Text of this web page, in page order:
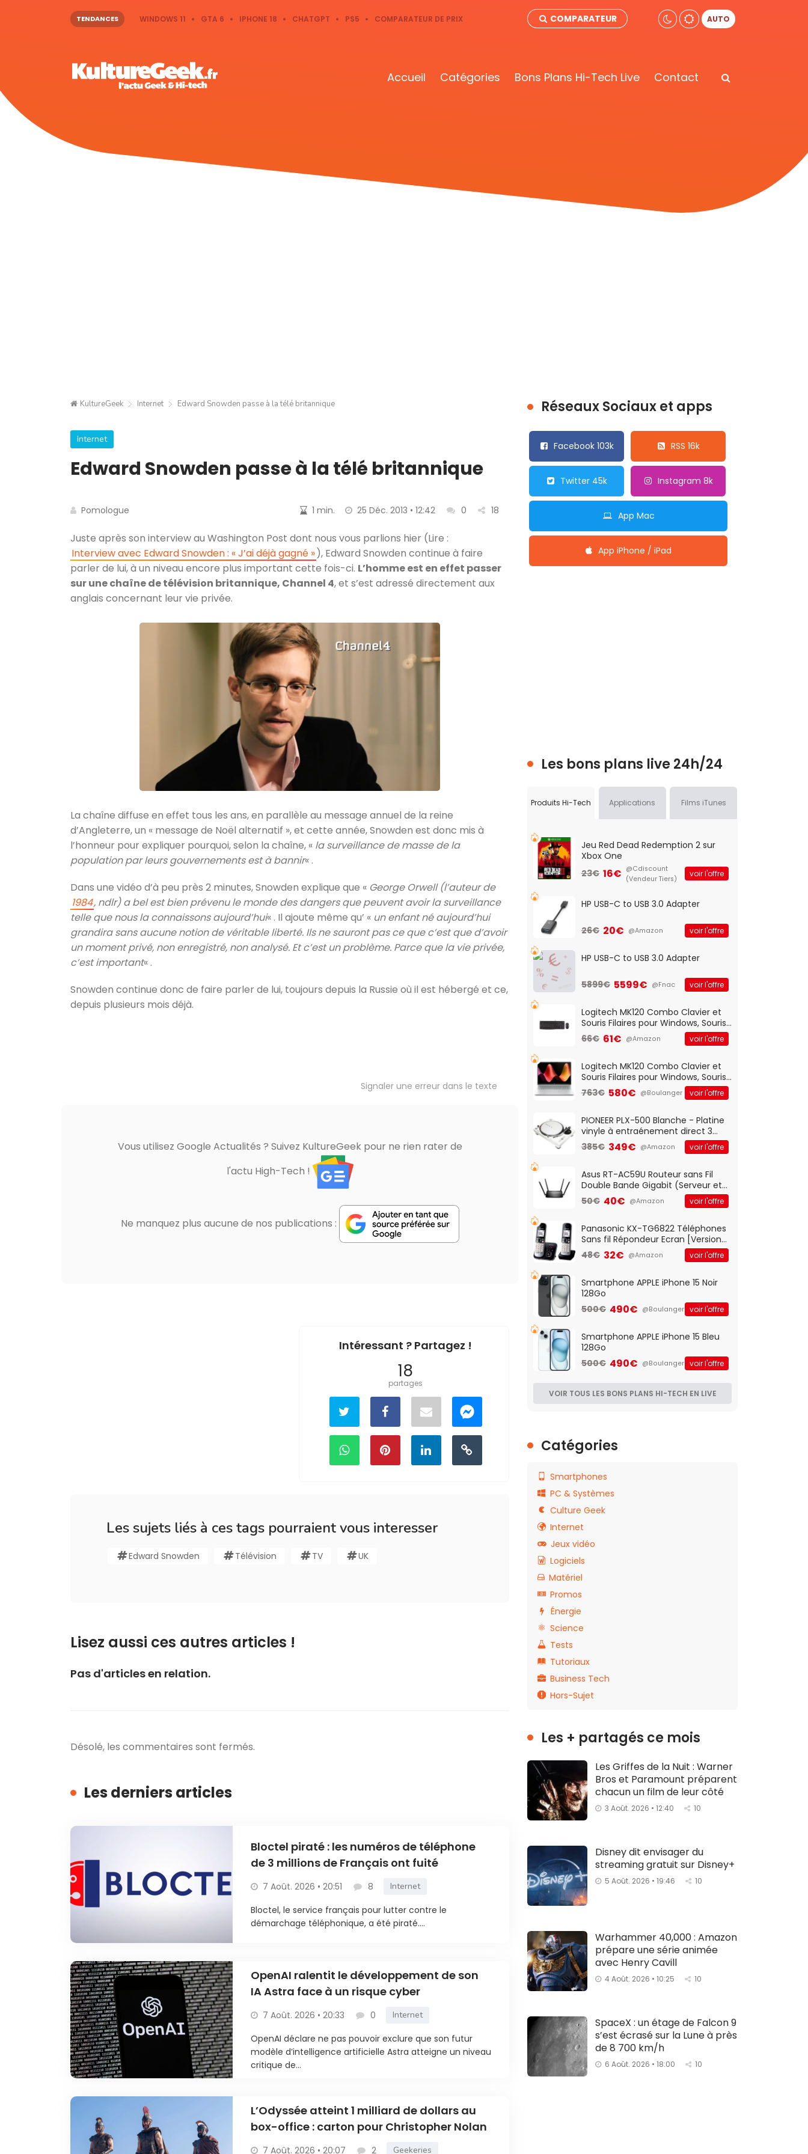
TENDANCES WINDOWS 11 GTA 6 IPHONE 18 CHATGPT PS5 COMPARATEUR DE PRIX COMPARATEUR AUTO
Accueil Catégories Bons Plans Hi-Tech Live Contact
KultureGeek Internet Edward Snowden passe à la télé britannique
Internet
Edward Snowden passe à la télé britannique
Pomologue 1 min. 25 Déc. 2013 • 12:42 0 18
Juste après son interview au Washington Post dont nous vous parlions hier (Lire :
Interview avec Edward Snowden : « J’ai déjà gagné »), Edward Snowden continue à faire
parler de lui, à un niveau encore plus important cette fois-ci. L’homme est en effet passer
sur une chaîne de télévision britannique, Channel 4, et s’est adressé directement aux
anglais concernant leur vie privée.
La chaîne diffuse en effet tous les ans, en parallèle au message annuel de la reine
d’Angleterre, un « message de Noël alternatif », et cette année, Snowden est donc mis à
l’honneur pour expliquer pourquoi, selon la chaîne, « la surveillance de masse de la
population par leurs gouvernements est à bannir« .
Dans une vidéo d’à peu près 2 minutes, Snowden explique que « George Orwell (l’auteur de
1984, ndlr) a bel est bien prévenu le monde des dangers que peuvent avoir la surveillance
telle que nous la connaissons aujourd’hui« . Il ajoute même qu’ « un enfant né aujourd’hui
grandira sans aucune notion de véritable liberté. Ils ne sauront pas ce que c’est que d’avoir
un moment privé, non enregistré, non analysé. Et c’est un problème. Parce que la vie privée,
c’est important« .
Snowden continue donc de faire parler de lui, toujours depuis la Russie où il est hébergé et ce,
depuis plusieurs mois déjà.
Signaler une erreur dans le texte
Vous utilisez Google Actualités ? Suivez KultureGeek pour ne rien rater de
l'actu High-Tech !
Ne manquez plus aucune de nos publications :
Intéressant ? Partagez !
18
partages
Les sujets liés à ces tags pourraient vous interesser
Edward Snowden Télévision TV UK
Lisez aussi ces autres articles !
Pas d'articles en relation.
Désolé, les commentaires sont fermés.
Les derniers articles
Bloctel piraté : les numéros de téléphone
de 3 millions de Français ont fuité
7 Août. 2026 • 20:51 8 Internet
Bloctel, le service français pour lutter contre le
démarchage téléphonique, a été piraté....
OpenAI ralentit le développement de son
IA Astra face à un risque cyber
7 Août. 2026 • 20:33 0 Internet
OpenAI déclare ne pas pouvoir exclure que son futur
modèle d’intelligence artificielle Astra atteigne un niveau
critique de...
L’Odyssée atteint 1 milliard de dollars au
box-office : carton pour Christopher Nolan
7 Août. 2026 • 20:07 2 Geekeries
Réseaux Sociaux et apps
Facebook 103k RSS 16k
Twitter 45k Instagram 8k
App Mac
App iPhone / iPad
Les bons plans live 24h/24
Produits Hi-Tech Applications Films iTunes
Jeu Red Dead Redemption 2 sur
Xbox One
23€ 16€ @Cdiscount
(Vendeur Tiers)
voir l'offre
HP USB-C to USB 3.0 Adapter
26€ 20€ @Amazon voir l'offre
HP USB-C to USB 3.0 Adapter
5899€ 5599€ @Fnac voir l'offre
Logitech MK120 Combo Clavier et
Souris Filaires pour Windows, Souris
Optique Filaire, Connexion USB Plug
And Play, Confortable, Taille
QWERTY UK - Noir
66€ 61€ @Amazon voir l'offre
Logitech MK120 Combo Clavier et
Souris Filaires pour Windows, Souris
Optique Filaire, Connexion USB Plug
And Play, Confortable, Taille
QWERTY UK - Noir
763€ 580€ @Boulanger voir l'offre
PIONEER PLX-500 Blanche - Platine
vinyle à entraénement direct 3
vitesses (33-45-78 trs/min) avec
pre-ampli intégré et port USB
385€ 349€ @Amazon voir l'offre
Asus RT-AC59U Routeur sans Fil
Double Bande Gigabit (Serveur et
Client VPN, Triple Vlan, Mode Point
d'accès et Bridge, contrôle
50€ 40€ @Amazon voir l'offre
Panasonic KX-TG6822 Téléphones
Sans fil Répondeur Ecran [Version
Française]
48€ 32€ @Amazon voir l'offre
Smartphone APPLE iPhone 15 Noir
128Go
500€ 490€ @Boulanger voir l'offre
Smartphone APPLE iPhone 15 Bleu
128Go
500€ 490€ @Boulanger voir l'offre
VOIR TOUS LES BONS PLANS HI-TECH EN LIVE
Catégories
Smartphones
PC & Systèmes
Culture Geek
Internet
Jeux vidéo
Logiciels
Matériel
Promos
Énergie
Science
Tests
Tutoriaux
Business Tech
Hors-Sujet
Les + partagés ce mois
Les Griffes de la Nuit : Warner
Bros et Paramount préparent
chacun un film de leur côté
3 Août. 2026 • 12:40 10
Disney dit envisager du
streaming gratuit sur Disney+
5 Août. 2026 • 19:46 10
Warhammer 40,000 : Amazon
prépare une série animée
avec Henry Cavill
4 Août. 2026 • 10:25 10
SpaceX : un étage de Falcon 9
s’est écrasé sur la Lune à près
de 8 700 km/h
6 Août. 2026 • 18:00 10